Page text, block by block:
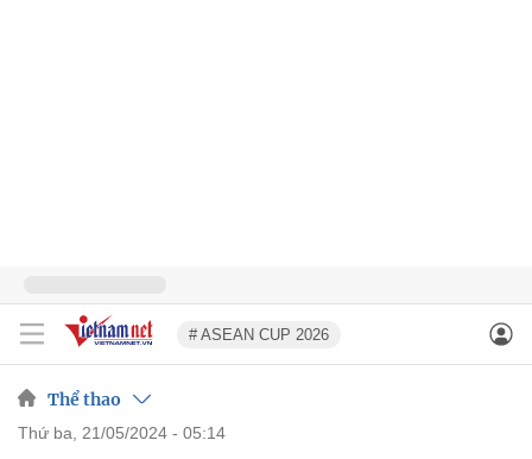
# ASEAN CUP 2026
Thể thao
thứ ba, 21/05/2024 - 05:14